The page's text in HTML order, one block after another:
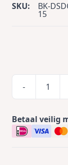
SKU: BK-
15
-
Betaal veilig